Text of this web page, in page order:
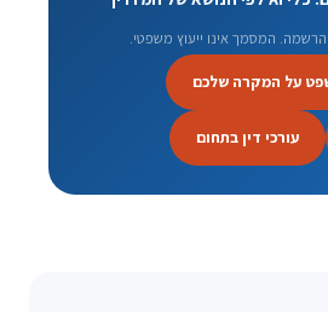
הרשמה. המסמך אינו ייעוץ משפטי.
על המקרה שלכם
עורכי דין בתחום